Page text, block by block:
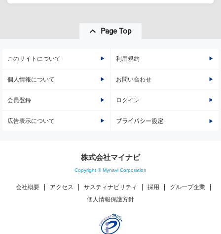
Page Top
このサイトについて 利用規約
個人情報について お問い合わせ
会員登録 ログイン
広告表示について プライバシー設定
株式会社マイナビ
Copyright © Mynavi Corporation
会社概要 アクセス サスティナビリティ 採用
グループ企業
個人情報保護方針